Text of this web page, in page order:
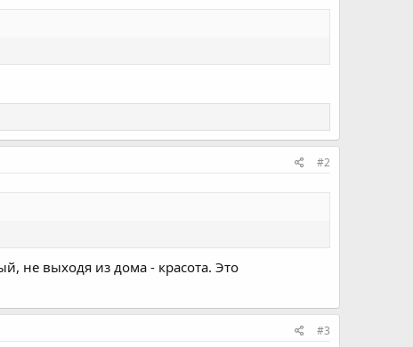
#2
не выходя из дома - красота. Это
#3